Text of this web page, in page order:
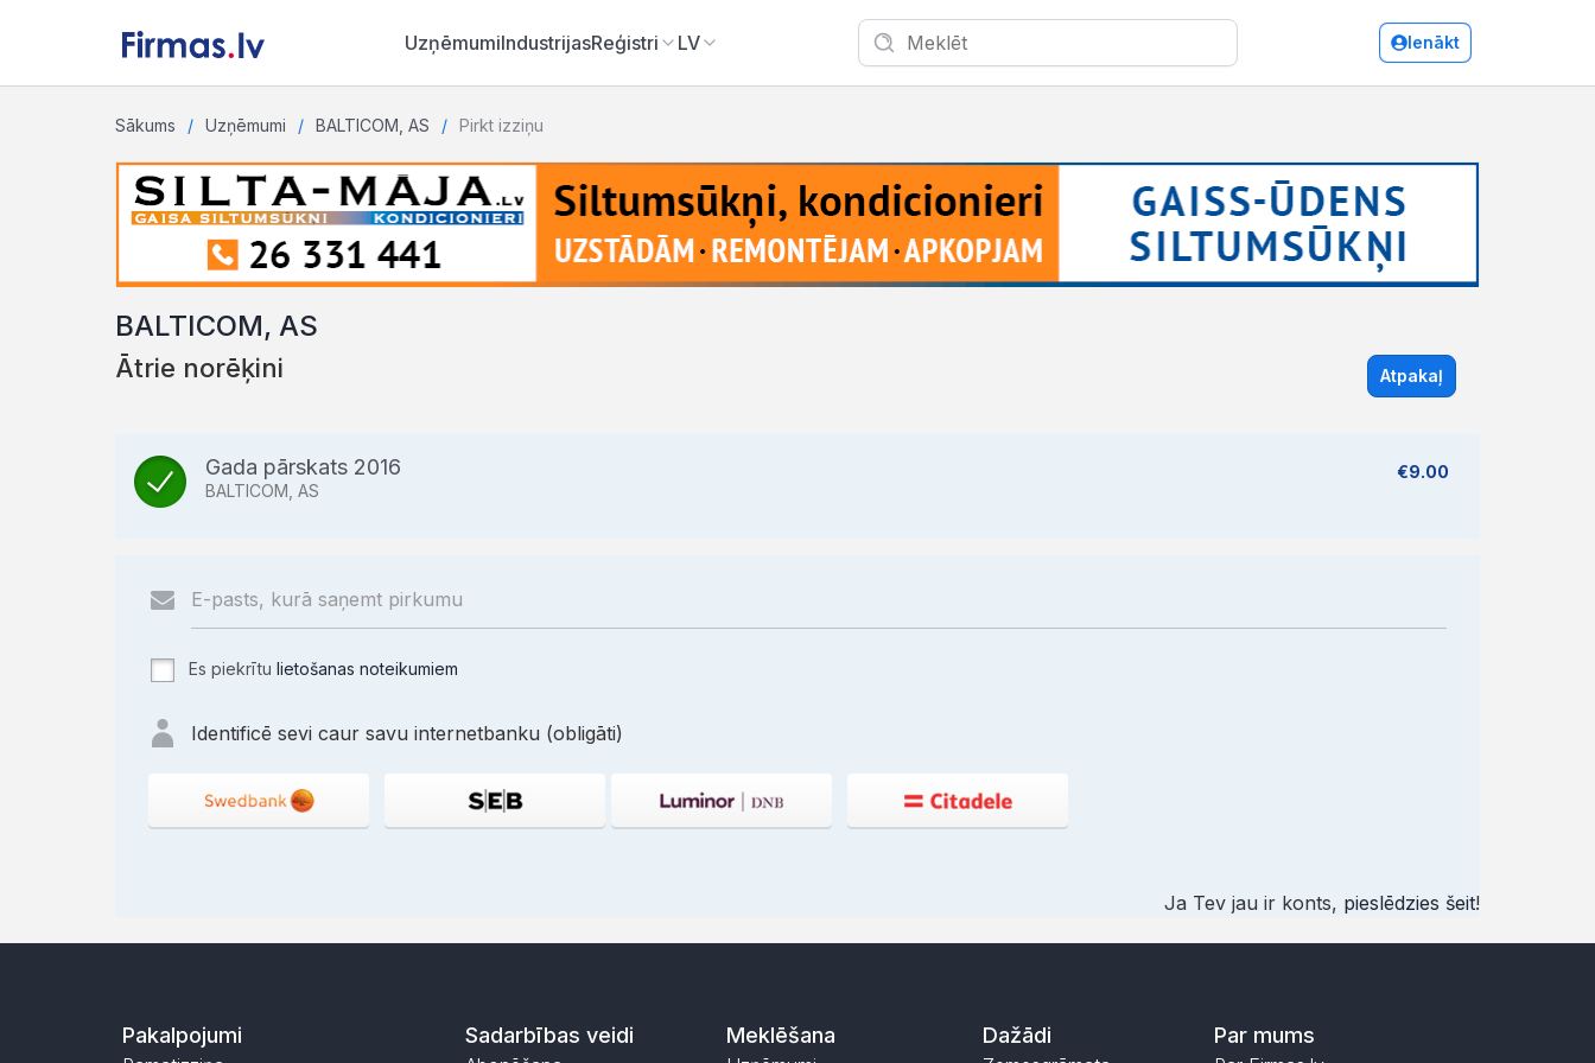
UzņēmumiIndustrijasReģistri LV Ienākt
Sākums Uzņēmumi BALTICOM, AS Pirkt izziņu
BALTICOM, AS
Ātrie norēķini Atpakaļ
Gada pārskats 2016
BALTICOM, AS
€9.00
Es piekrītu lietošanas noteikumiem
Identificē sevi caur savu internetbanku (obligāti)
Ja Tev jau ir konts, pieslēdzies šeit!
Pakalpojumi Sadarbības veidi Meklēšana Dažādi Par mums